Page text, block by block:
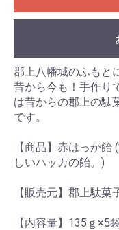
郡上八幡城のふもと
昔から今も！手作り
は昔からの郡上の駄
です。
【商品】赤はっか
しいハッカの飴。)
【販売元】郡上駄菓
【内容量】135ｇ×5